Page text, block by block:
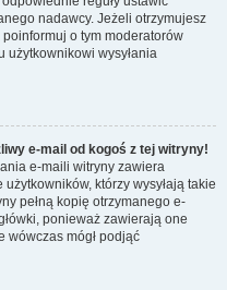
nadawcy. Jeżeli otrzymujesz
o tym moderatorów
użytkownikowi wysyłania
e-mail od kogoś z tej witryny!
e-maili witryny zawiera
którzy wysyłają takie
pełną kopię otrzymanego e-
ponieważ zawierają one
wówczas mógł podjąć